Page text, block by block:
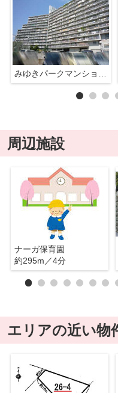
みゆきパークマンションＢ棟
周辺施設
ナーガ保育園
約295m／4分
エリアの近い物